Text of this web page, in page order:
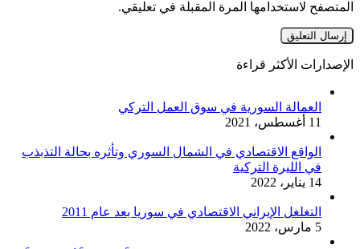
المتصفح لاستخدامها المرة المقبلة في تعليقي.
الإصدارات الأكثر قراءة
العمالة السورية في سوق العمل التركي
11 أغسطس، 2021
الواقع الاقتصادي في الشمال السوري وتأثره بحالة التذبذب
في الليرة التركية
14 يناير، 2022
التغلغل الإيراني الاقتصادي في سوريا بعد عام 2011
5 مارس، 2022